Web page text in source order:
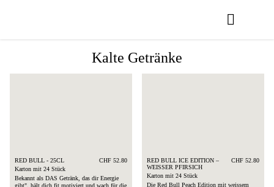
Kalte Getränke
RED BULL - 25CL
CHF 52.80
Karton mit 24 Stück
Bekannt als DAS Getränk, das dir Energie
RED BULL ICE EDITION –
WEISSER PFIRSICH
CHF 52.80
Karton mit 24 Stück
Die Red Bull Peach Edition mit weissem